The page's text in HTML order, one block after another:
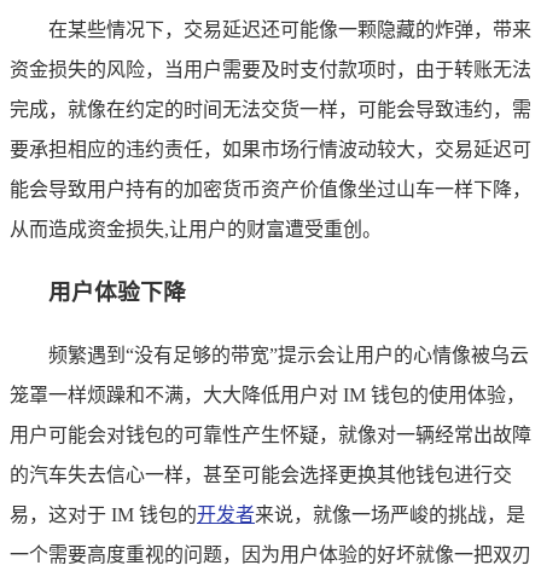
在某些情况下，交易延迟还可能像一颗隐藏的炸弹，带来
资金损失的风险，当用户需要及时支付款项时，由于转账无法
完成，就像在约定的时间无法交货一样，可能会导致违约，需
要承担相应的违约责任，如果市场行情波动较大，交易延迟可
能会导致用户持有的加密货币资产价值像坐过山车一样下降，
从而造成资金损失,让用户的财富遭受重创。
用户体验下降
频繁遇到“没有足够的带宽”提示会让用户的心情像被乌云
笼罩一样烦躁和不满，大大降低用户对 IM 钱包的使用体验，
用户可能会对钱包的可靠性产生怀疑，就像对一辆经常出故障
的汽车失去信心一样，甚至可能会选择更换其他钱包进行交
易，这对于 IM 钱包的开发者来说，就像一场严峻的挑战，是
一个需要高度重视的问题，因为用户体验的好坏就像一把双刃